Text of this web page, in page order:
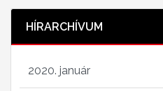
HÍRARCHÍVUM
2020. január